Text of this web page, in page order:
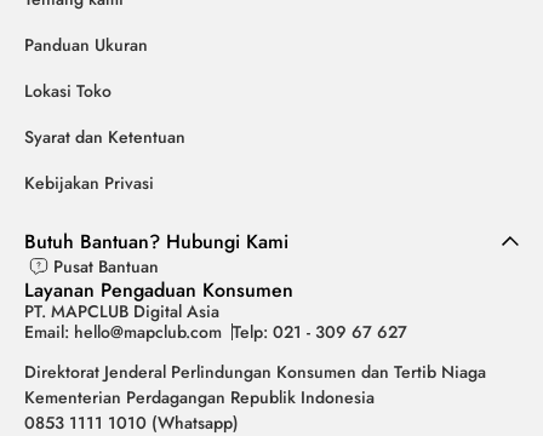
Panduan Ukuran
Lokasi Toko
Syarat dan Ketentuan
Kebijakan Privasi
Butuh Bantuan? Hubungi Kami
Pusat Bantuan
Layanan Pengaduan Konsumen
PT. MAPCLUB Digital Asia
Email: hello@mapclub.com Telp: 021 - 309 67 627
Direktorat Jenderal Perlindungan Konsumen dan Tertib Niaga
Kementerian Perdagangan Republik Indonesia
0853 1111 1010 (Whatsapp)